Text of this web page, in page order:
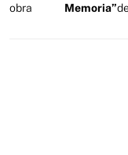
obra
Memoria”de